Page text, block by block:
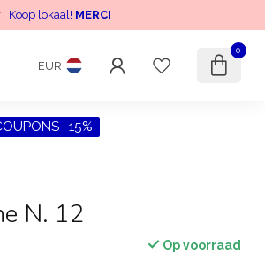
Koop lokaal! MERCI
EUR
0
-15%
N. 12
Op voorraad